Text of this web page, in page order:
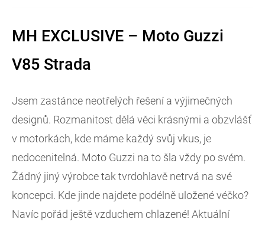
MH EXCLUSIVE – Moto Guzzi
V85 Strada
Jsem zastánce neotřelých řešení a výjimečných
designů. Rozmanitost dělá věci krásnými a obzvlášť
v motorkách, kde máme každý svůj vkus, je
nedocenitelná. Moto Guzzi na to šla vždy po svém.
Žádný jiný výrobce tak tvrdohlavě netrvá na své
koncepci. Kde jinde najdete podélně uložené véčko?
Navíc pořád ještě vzduchem chlazené! Aktuální